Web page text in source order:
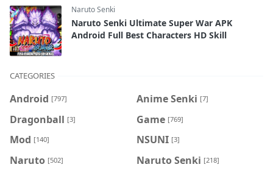
Naruto Senki
Naruto Senki Ultimate Super War APK
Android Full Best Characters HD Skill
CATEGORIES
Android [797] Anime Senki [7]
Dragonball [3] Game [769]
Mod [140] NSUNI [3]
Naruto [502] Naruto Senki [218]